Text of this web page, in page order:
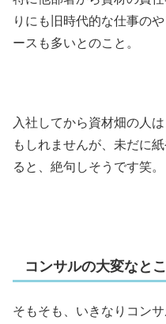
りにも旧時代的な仕事の
ースも多いとのこと。
入社してから資材畑の人
もしれませんが、未だに
ると、絶句しそうです笑。
コンサルの大変なと
そもそも、いきなりコン